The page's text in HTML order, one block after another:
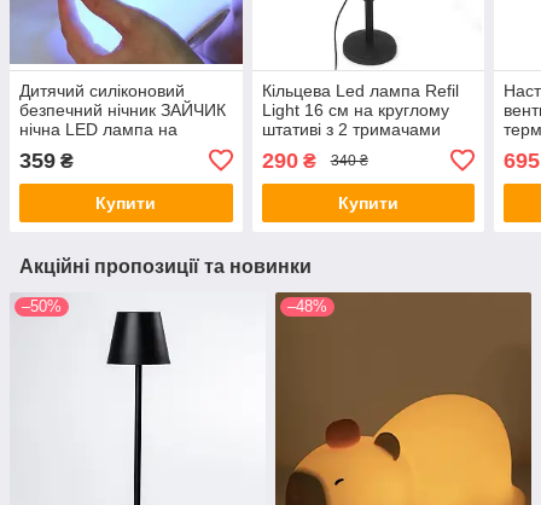
Дитячий силіконовий
безпечний нічник ЗАЙЧИК
нічна LED лампа на
Білий з рожевим
359 ₴
Купити
Кільцева Led лампа Refil
Light 16 см на круглому
штативі з 2 тримачами
290₴ 340 ₴
Купити
695
Акційні пропозиції та новинки
–50% –48%